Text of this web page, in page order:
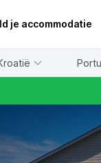
je accommodatie